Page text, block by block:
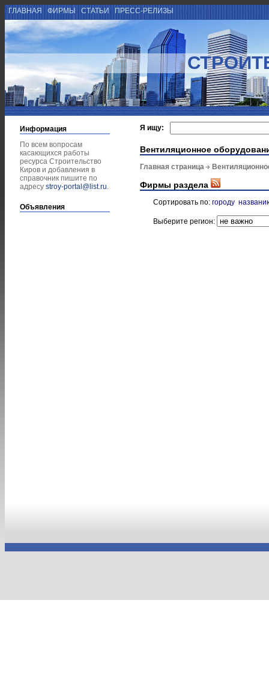
ГЛАВНАЯ ФИРМЫ СТАТЬИ ПРЕСС-РЕЛИЗЫ
Информация
По всем вопросам
касающихся работы
ресурса Строительство
Киров и добавления в
справочник пишите по
адресу stroy-portal@list.ru.
Объявления
Я ищу:
Вентиляционное
Главная страница
Фирмы раздела
Сортировать по: городу
Выберите регион: